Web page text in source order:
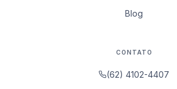
Blog
CONTATO
(62) 4102-4407